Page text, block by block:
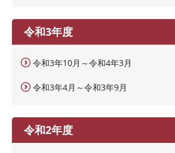
令和3年度
令和3年10月～令和4年3月
令和3年4月～令和3年9月
令和2年度